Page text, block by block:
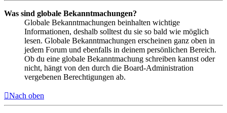
Was sind globale Bekanntmachungen?
Globale Bekanntmachungen beinhalten wichtige
Informationen, deshalb solltest du sie so bald wie möglich
lesen. Globale Bekanntmachungen erscheinen ganz oben in
jedem Forum und ebenfalls in deinem persönlichen Bereich.
Ob du eine globale Bekanntmachung schreiben kannst oder
nicht, hängt von den durch die Board-Administration
vergebenen Berechtigungen ab.
Nach oben